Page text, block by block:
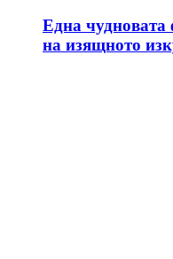
Една чудновата
на изящното